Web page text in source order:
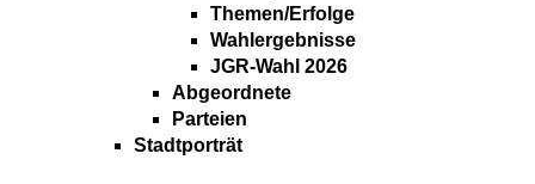
Themen/Erfolge
Wahlergebnisse
JGR-Wahl 2026
Abgeordnete
Parteien
Stadtporträt